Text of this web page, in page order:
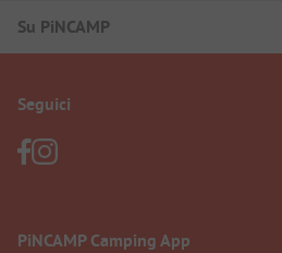
Su PiNCAMP
Seguici
PiNCAMP Camping App